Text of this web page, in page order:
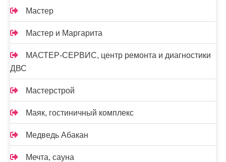
Мастер
Мастер и Маргарита
МАСТЕР-СЕРВИС, центр ремонта и диагностики
ДВС
Мастерстрой
Маяк, гостиничный комплекс
Медведь Абакан
Мечта, сауна